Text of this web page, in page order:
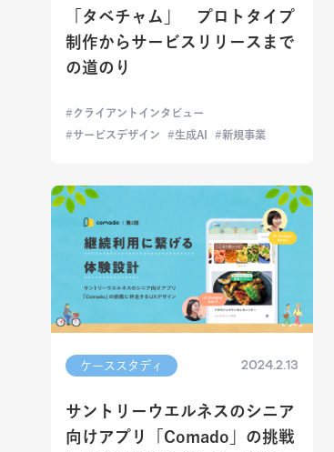
「タベチャム」 プロトタイプ
制作からサービスリリースまで
の道のり
クライアントインタビュー
サービスデザイン
生成AI 新規事業
ケーススタディ 2024.2.13
サントリーウエルネスのシニア
向けアプリ「Comado」の挑戦